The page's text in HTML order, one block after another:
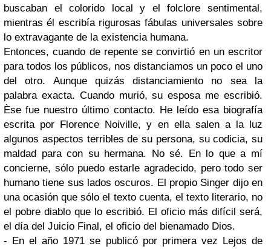
buscaban el colorido local y el folclore sentimental,
mientras él escribía rigurosas fábulas universales sobre
lo extravagante de la existencia humana.
Entonces, cuando de repente se convirtió en un escritor
para todos los públicos, nos distanciamos un poco el uno
del otro. Aunque quizás distanciamiento no sea la
palabra exacta. Cuando murió, su esposa me escribió.
Èse fue nuestro último contacto. He leído esa biografía
escrita por Florence Noiville, y en ella salen a la luz
algunos aspectos terribles de su persona, su codicia, su
maldad para con su hermana. No sé. En lo que a mí
concierne, sólo puedo estarle agradecido, pero todo ser
humano tiene sus lados oscuros. El propio Singer dijo en
una ocasión que sólo el texto cuenta, el texto literario, no
el pobre diablo que lo escribió. El oficio más difícil será,
el día del Juicio Final, el oficio del bienamado Dios.
- En el año 1971 se publicó por primera vez Lejos de